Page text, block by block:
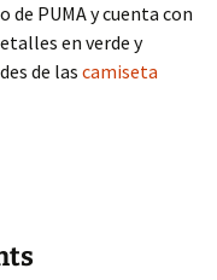
de PUMA y cuenta con
en verde y
de las camiseta